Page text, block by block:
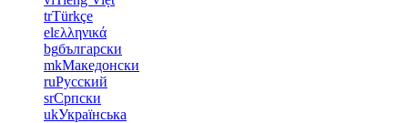
trTürkçe
elελληνικά
bgбългарски
mkМакедонски
ruРусский
srСрпски
ukУкраїнська